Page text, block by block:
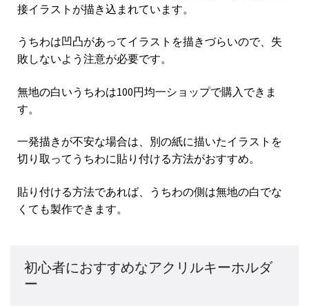
接イラストが描き込まれています。
うちわは凹凸があってイラストを描きづらいので、失
敗しないよう注意が必要です。
無地の白いうちわは100円均一ショップで購入できま
す。
一発描きが不安な場合は、別の紙に描いたイラストを
切り取ってうちわに貼り付ける方法がおすすめ。
貼り付ける方法であれば、うちわの側は無地の白でな
くても製作できます。
初心者におすすめなアクリルキーホルダ
ー